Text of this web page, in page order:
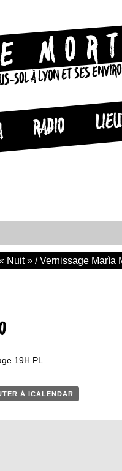
SOL À LYON ET SES
RADIO
Nuit » / Vernissage Marìa
19H PL
À ICALENDAR